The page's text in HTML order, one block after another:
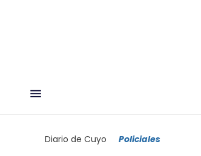
Diario de Cuyo Policiales